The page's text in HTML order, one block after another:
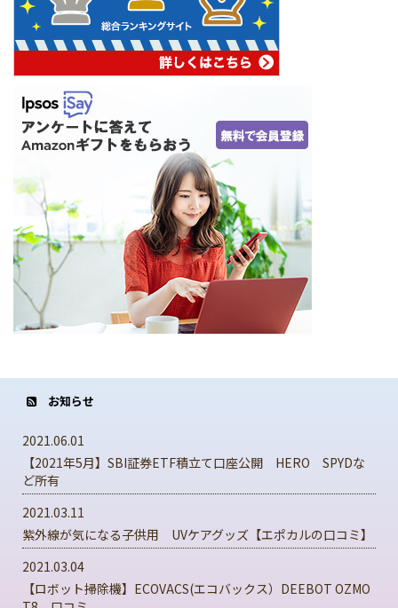
お知らせ
2021.06.01
【2021年5月】SBI証券ETF積立て口座公開 HERO SPYDな
ど所有
2021.03.11
紫外線が気になる子供用 UVケアグッズ【エポカルの口コミ】
2021.03.04
【ロボット掃除機】ECOVACS(エコバックス）DEEBOT OZMO